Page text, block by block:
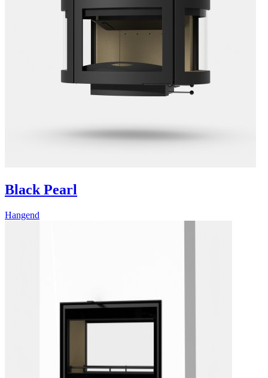
Black Pearl
Hangend